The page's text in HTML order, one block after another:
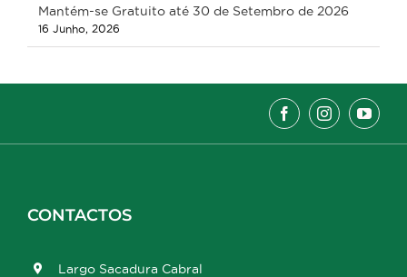
Mantém-se Gratuito até 30 de Setembro de 2026
16 Junho, 2026
CONTACTOS
Largo Sacadura Cabral